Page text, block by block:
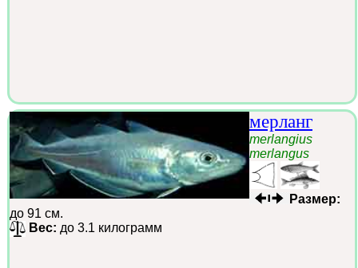
мерланг
merlangius
merlangus
Размер:
до 91 см.
Вес: до 3.1 килограмм